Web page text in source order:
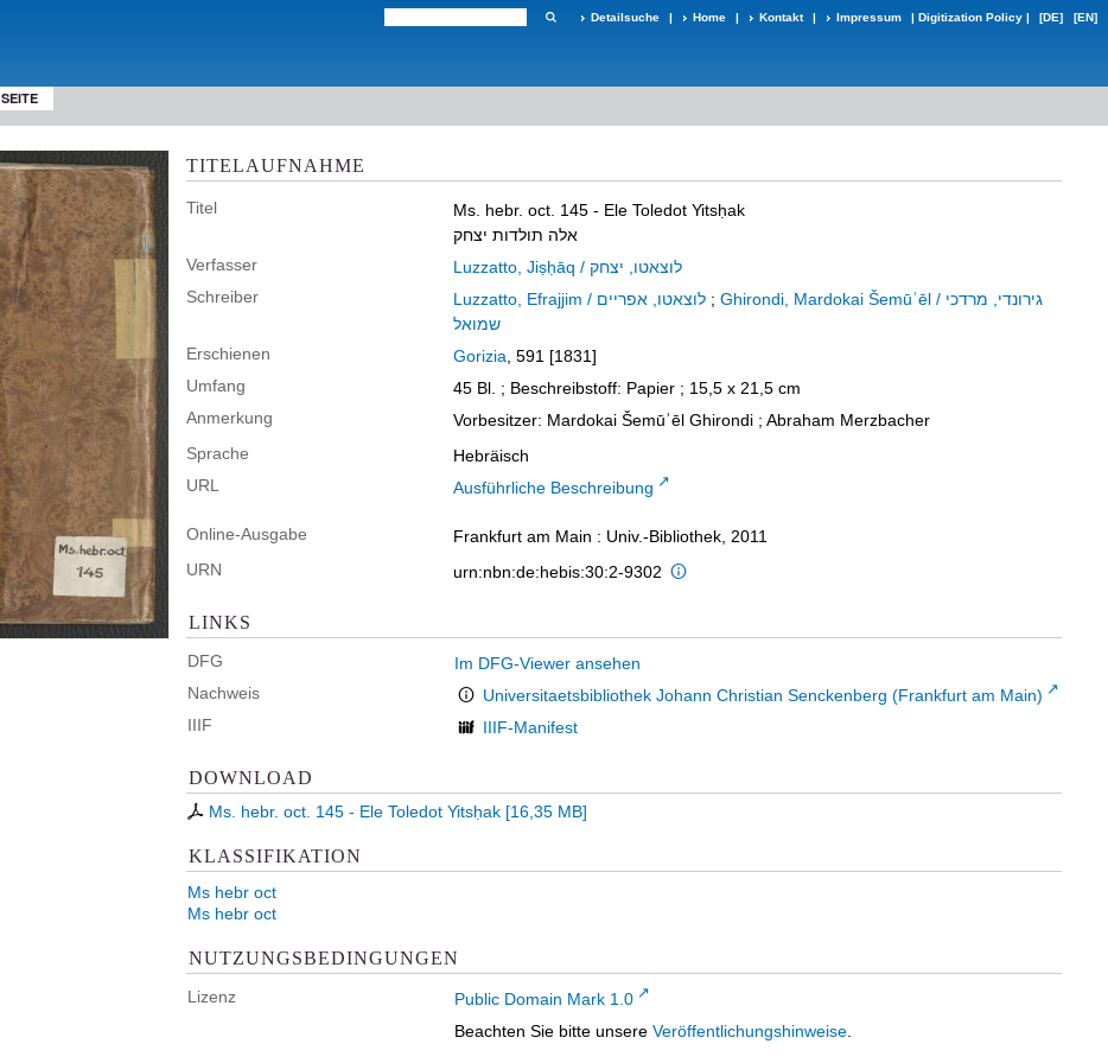
Detailsuche | Home | Kontakt | Impressum | Digitization Policy | [DE] [EN]
SEITE
TITELAUFNAHME
Titel
Ms. hebr. oct. 145 - Ele Toledot Yitsḥak
אלה תולדות יצחק
Verfasser
Luzzatto, Jiṣḥāq / לוצאטו, יצחק
Schreiber
Luzzatto, Efrajjim / לוצאטו, אפריים ; Ghirondi, Mardokai Šemūʾēl / גירונדי, מרדכי
שמואל
Erschienen
Gorizia , 591 [1831]
Umfang
45 Bl. ; Beschreibstoff: Papier ; 15,5 x 21,5 cm
Anmerkung
Vorbesitzer: Mardokai Šemūʾēl Ghirondi ; Abraham Merzbacher
Sprache
Hebräisch
URL
Ausführliche Beschreibung
Online-Ausgabe
Frankfurt am Main : Univ.-Bibliothek, 2011
URN
urn:nbn:de:hebis:30:2-9302
LINKS
DFG
Im DFG-Viewer ansehen
Nachweis
Universitaetsbibliothek Johann Christian Senckenberg (Frankfurt am Main)
IIIF
IIIF-Manifest
DOWNLOAD
Ms. hebr. oct. 145 - Ele Toledot Yitsḥak [16,35 MB]
KLASSIFIKATION
Ms hebr oct
Ms hebr oct
NUTZUNGSBEDINGUNGEN
Lizenz Public Domain Mark 1.0
Beachten Sie bitte unsere Veröffentlichungshinweise